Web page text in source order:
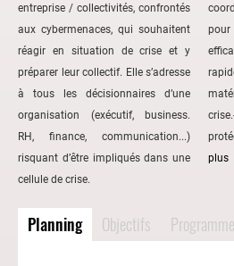
entreprise / collectivités, confrontés
aux cybermenaces, qui souhaitent
réagir en situation de crise et y
préparer leur collectif. Elle s’adresse
à tous les décisionnaires d’une
organisation (exécutif, business.
RH, finance, communication...)
risquant d’être impliqués dans une
cellule de crise.
pour
plus
Planning Objectifs Programme